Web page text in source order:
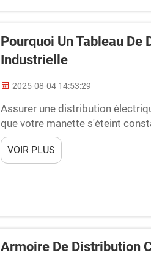
Pourquoi Un Tableau
Industrielle
2025-08-04 14:53:29
Assurer une distribution
que votre manette s'éteint
serait frustrant, n'est-ce pas ?
fonctionner correctement, donc...
VOIR PLUS
Armoire De Distribution